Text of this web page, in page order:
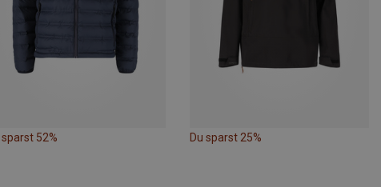
sparst 52% Du sparst 25%